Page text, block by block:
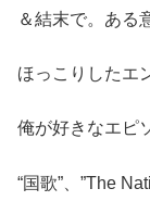
＆結末で。ある
ほっこりしたエ
俺が好きなエピ
“国歌”、”The